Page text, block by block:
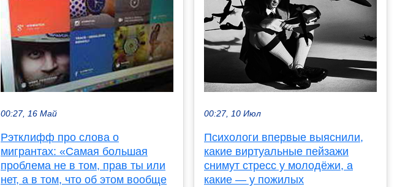
00:27, 16 Май
Рэтклифф про слова о
мигрантах: «Самая большая
проблема не в том, прав ты или
нет, а в том, что об этом вообще
00:27, 10 Июл
Психологи впервые выяснили,
какие виртуальные пейзажи
снимут стресс у молодёжи, а
какие — у пожилых